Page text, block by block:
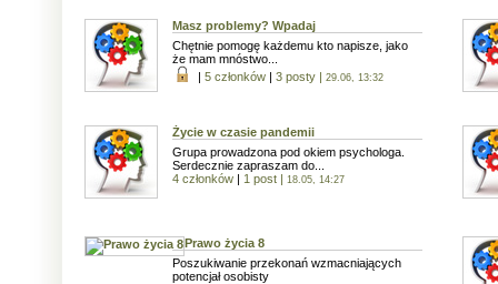
Masz problemy? Wpadaj
Chętnie pomogę każdemu kto napisze, jako
że mam mnóstwo...
| 5 członków | 3 posty | 29.06, 13:32
Życie w czasie pandemii
Grupa prowadzona pod okiem psychologa.
Serdecznie zapraszam do...
4 członków | 1 post | 18.05, 14:27
Prawo życia 8
Poszukiwanie przekonań wzmacniających
potencjał osobisty